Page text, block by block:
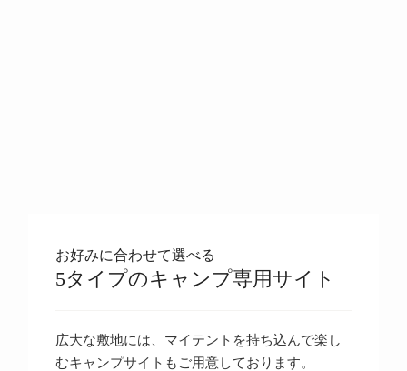
お好みに合わせて選べる
5タイプのキャンプ専用サイト
広大な敷地には、マイテントを持ち込んで楽し
むキャンプサイトもご用意しております。